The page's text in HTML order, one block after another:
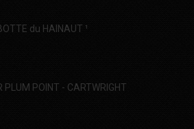
du HAINAUT ¹
PLUM POINT - CARTWRIGHT